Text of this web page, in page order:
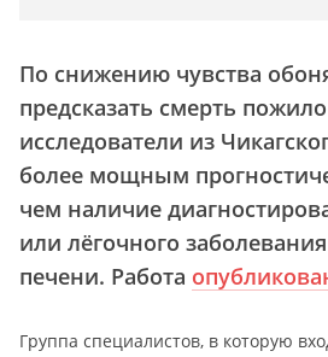
По снижению чувства
предсказать смерть
исследователи из
более мощным
чем наличие
или лёгочного
печени. Работа
Группа специалистов, в которую